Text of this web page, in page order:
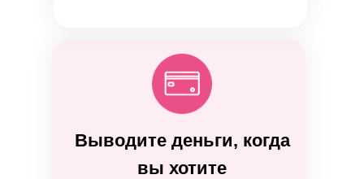
Выводите деньги, когда
вы хотите